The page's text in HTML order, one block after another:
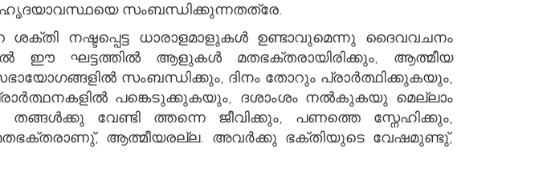
ഹൃദയാവസ്ഥയെ സംബന്ധിക്കുന്നതത്രേ.
നഷ്ടപ്പെട്ട ധാരാളമാളുകള്‍ ഉണ്ടാവുമെന്നു ദൈവവചനം
സംബന്ധിക്കും, ദിനം തോറും പ്രാര്‍ത്ഥിക്കുകയും,
പങ്കെടുക്കുകയും, ദശാംശം നല്‍കുകയു മെല്ലാം
ആത്മീയരല്ല. അവര്‍ക്കു ഭക്തിയുടെ വേഷമുണ്ടു്,